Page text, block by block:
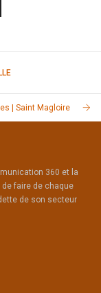
| Saint Magloire
360 et la
faire de chaque
de son secteur